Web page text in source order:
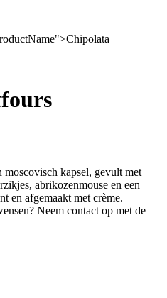
kapsel, gevult met
abrikozenmouse en een
en afgemaakt met crème.
Neem contact op met de